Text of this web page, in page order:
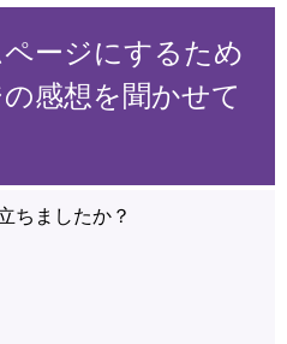
ージにするため
感想を聞かせて
ちましたか？